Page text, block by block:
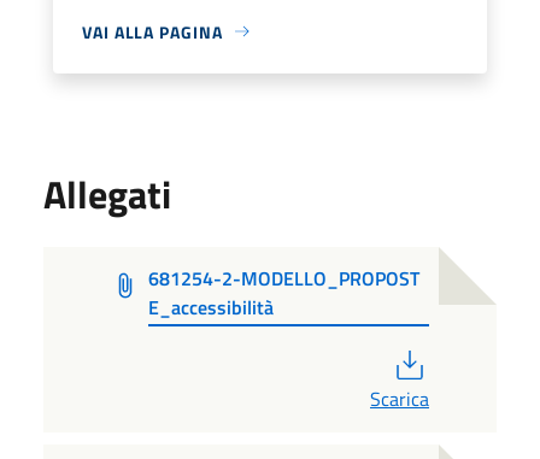
VAI ALLA PAGINA
Allegati
681254-2-MODELLO_PROPOST
E_accessibilità
Scarica